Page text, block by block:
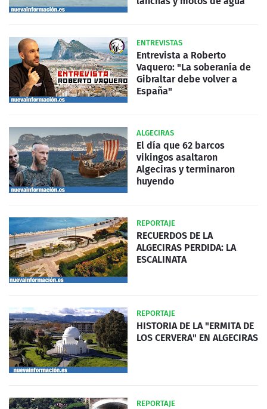
ENTREVISTAS
Entrevista a Roberto
Vaquero: "La soberanía de
Gibraltar debe volver a
España"
ALGECIRAS
El día que 62 barcos
vikingos asaltaron
Algeciras y terminaron
huyendo
REPORTAJE
RECUERDOS DE LA
ALGECIRAS PERDIDA: LA
ESCALINATA
REPORTAJE
HISTORIA DE LA "ERMITA DE
LOS CERVERA" EN ALGECIRAS
REPORTAJE